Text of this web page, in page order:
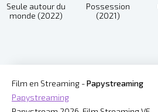
Seule autour du
monde (2022)
Possession
(2021)
Film en Streaming -Papystreaming
Papystreaming